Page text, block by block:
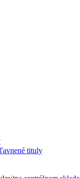
tituly